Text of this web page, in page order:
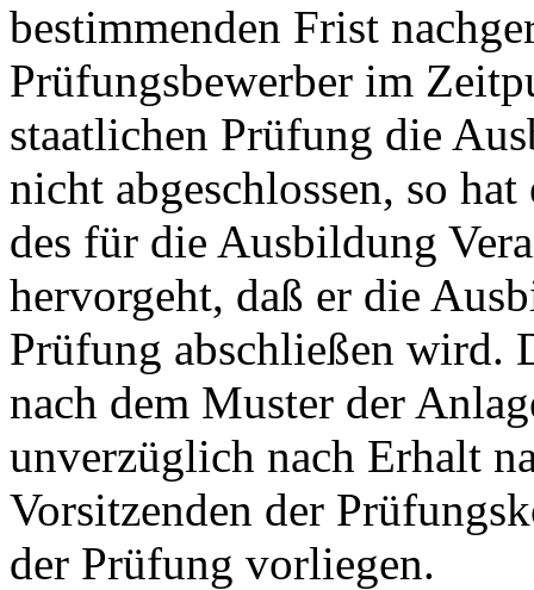
bestimmenden Frist
Prüfungsbewerber im
staatlichen Prüfung die
nicht abgeschlossen, so
des für die Ausbildung
hervorgeht, daß er die
Prüfung abschließen wird.
nach dem Muster der
unverzüglich nach Erhalt
Vorsitzenden der
der Prüfung vorliegen.